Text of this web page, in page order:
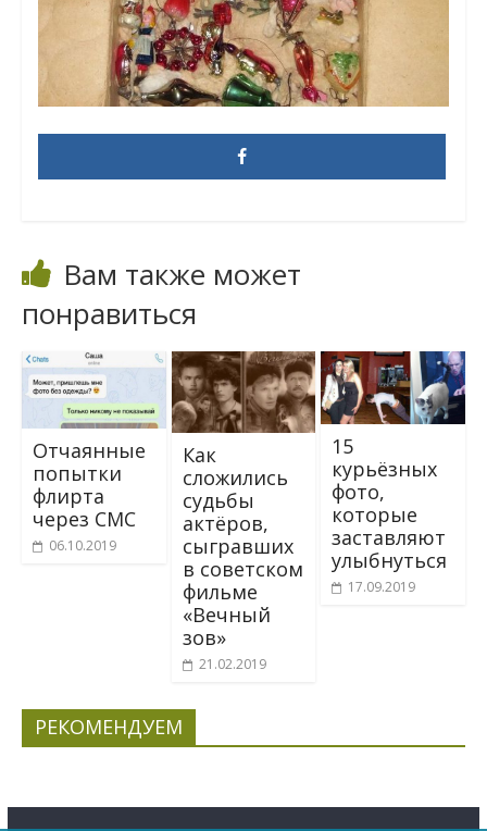
Вам также может
понравиться
Отчаянные
попытки
флирта
через СМС
06.10.2019
Как
сложились
судьбы
актёров,
сыгравших
в советском
фильме
«Вечный
зов»
21.02.2019
15
курьёзных
фото,
которые
заставляют
улыбнуться
17.09.2019
РЕКОМЕНДУЕМ